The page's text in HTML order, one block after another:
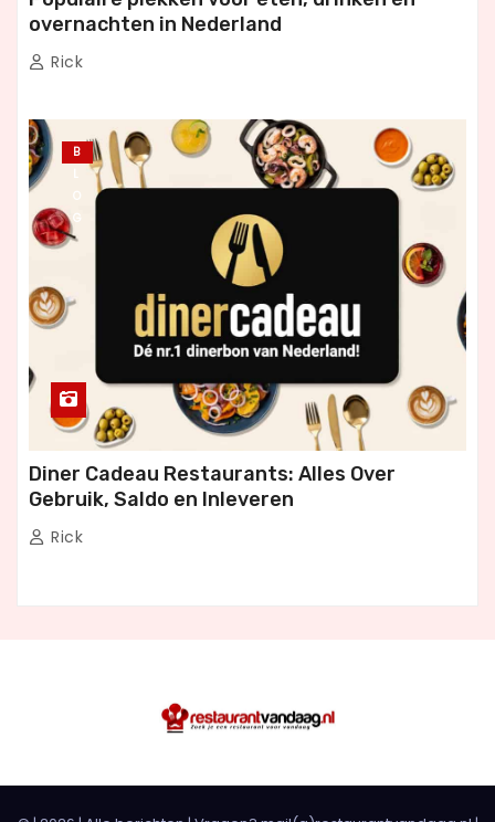
overnachten in Nederland
Rick
B
L
O
G
Diner Cadeau Restaurants: Alles Over
Gebruik, Saldo en Inleveren
Rick